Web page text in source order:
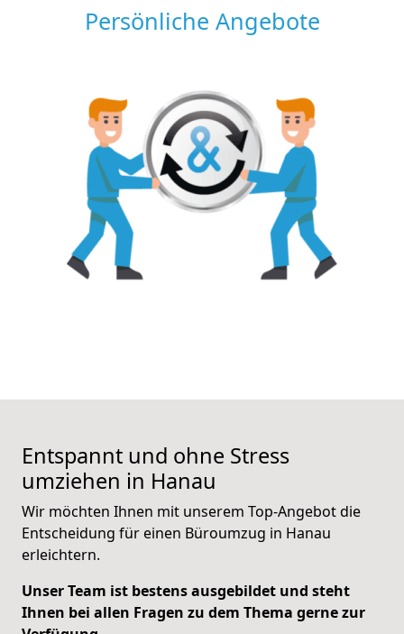
Persönliche Angebote
Entspannt und ohne Stress
umziehen in Hanau
Wir möchten Ihnen mit unserem Top-Angebot die
Entscheidung für einen Büroumzug in Hanau
erleichtern.
UnserTeam ist bestens ausgebildet und steht
Ihnen bei allen Fragen zu dem Thema gerne zur